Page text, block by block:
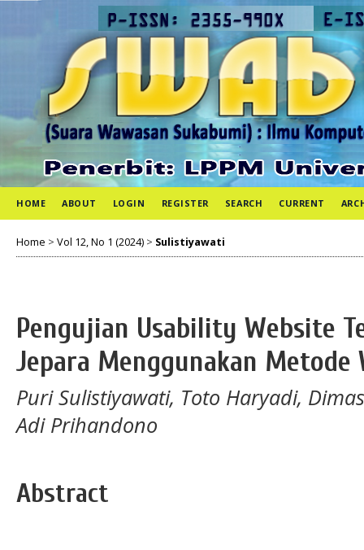
HOME ABOUT LOGIN REGISTER SEARCH CURRENT
Home > Vol 12, No 1 (2024) > Sulistiyawati
Pengujian Usability Website
Jepara Menggunakan Metode
Puri Sulistiyawati, Toto Haryadi,
Adi Prihandono
Abstract